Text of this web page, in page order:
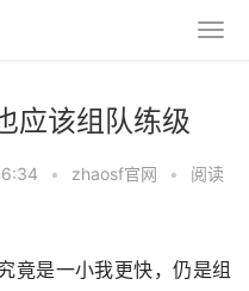
应该组队练级
• zhaosf官网 •
阅读
竟是一小我更快，仍是组